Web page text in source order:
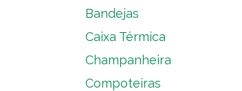
Bandejas
Caixa Térmica
Champanheira
Compoteiras